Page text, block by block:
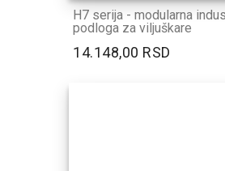
H7 serija - modularna
podloga za viljuškare
14.148,00 RSD